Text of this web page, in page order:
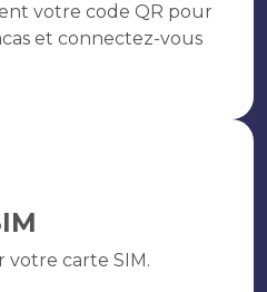
votre code QR pour
et connectez-vous
votre carte SIM.